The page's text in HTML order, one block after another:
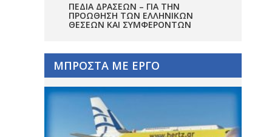
ΠΕΔΊΑ ΔΡΆΣΕΩΝ – ΓΙΑ ΤΗΝ
ΠΡΟΏΘΗΣΗ ΤΩΝ ΕΛΛΗΝΙΚΏΝ
ΘΈΣΕΩΝ ΚΑΙ ΣΥΜΦΕΡΌΝΤΩΝ
ΜΠΡΟΣΤΑ ΜΕ ΕΡΓΟ